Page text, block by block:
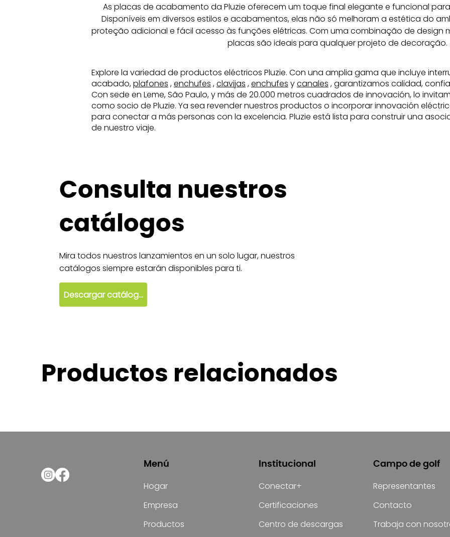
As placas de acabamento da Pluzie oferecem um toque final elegante e funcional
Disponíveis em diversos estilos e acabamentos, elas não só melhoram a estética do
proteção adicional e fácil acesso às funções elétricas. Com uma combinação de design
placas são ideais para qualquer projeto de decoração.
Explore la variedad de productos eléctricos Pluzie. Con una amplia gama que incluye
acabado,plafones ,enchufes ,clavijas ,enchufes ycanales , garantizamos calidad,
Con sede en Leme, São Paulo, y más de 20.000 metros cuadrados de innovación, lo
como socio de Pluzie. Ya sea revender nuestros productos o incorporar innovación
para conectar a más personas con la excelencia. Pluzie está lista para construir una
de nuestro viaje.
Consulta nuestros
catálogos
Mira todos nuestros lanzamientos en un solo lugar, nuestros
catálogos siempre estarán disponibles para ti.
Descargar catálogo
Productos relacionados
Menú
Hogar
Empresa
Productos
Institucional
Conectar+
Certificaciones
Centro de descargas
Campo de golf
Representantes
Contacto
Trabaja con